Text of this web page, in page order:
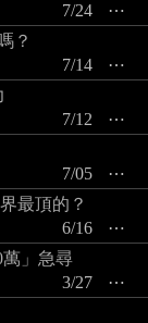
⋯
7/24
？
⋯
7/14
⋯
7/12
⋯
7/05
最頂的？
⋯
6/16
」急尋
⋯
3/27